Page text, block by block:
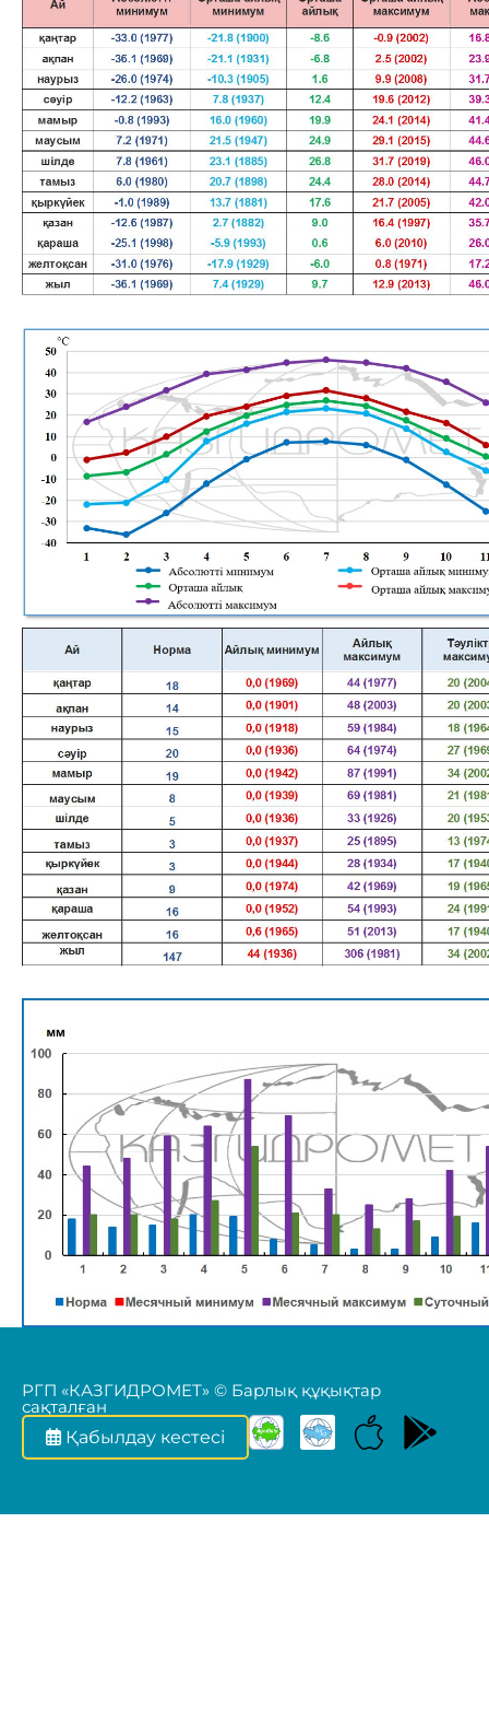
РГП «КАЗГИДРОМЕТ» © Барлық құқықтар
сақталған
Қабылдау кестесі